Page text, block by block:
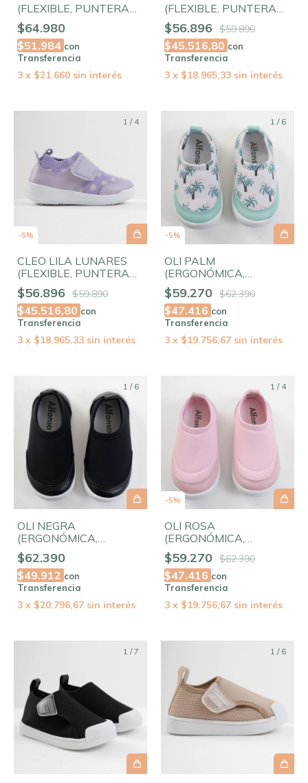
(FLEXIBLE, PUNTERA
AMPLIA)
$64.980
$51.984 con
Transferencia
3 x $21.660 sin interés
(FLEXIBLE, PUNTERA
AMPLIA, ELASTIZADA)
$56.896 $59.890
$45.516,80 con
Transferencia
3 x $18.965,33 sin interés
1 / 4
-5%
CLEO LILA LUNARES
(FLEXIBLE, PUNTERA
AMPLIA, ELASTIZADA)
$56.896 $59.890
$45.516,80 con
Transferencia
3 x $18.965,33 sin interés
1 / 6
-5%
OLI PALM
(ERGONÓMICA,
FLEXIBLE,
ELASTIZADA)
$59.270 $62.390
$47.416 con
Transferencia
3 x $19.756,67 sin interés
1 / 6
OLI NEGRA
(ERGONÓMICA,
FLEXIBLE,
ELASTIZADA)
$62.390
$49.912 con
Transferencia
3 x $20.796,67 sin interés
1 / 4
-5%
OLI ROSA
(ERGONÓMICA,
FLEXIBLE,
ELASTIZADA)
$59.270 $62.390
$47.416 con
Transferencia
3 x $19.756,67 sin interés
1 /7 1 / 6